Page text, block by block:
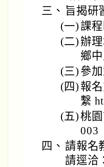
三、 旨揭研
(一)課
(二)辦
鄉
(三) 參
(四) 報
繫
(五)桃
003
四、 請報名
請逕洽